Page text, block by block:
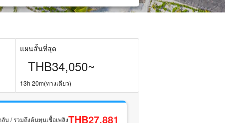
แผนสั้นที่สุด
THB34,050~
13h 20m(ทางเดียว)
บ / รวมถึงต้นทุนเชื้อเพลิงTHB27,881